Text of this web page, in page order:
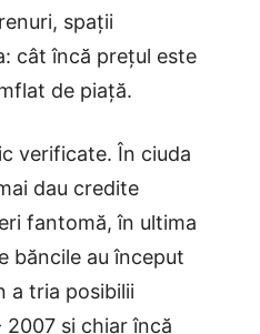
spații
cât încă prețul este
de piață.
verificate. În ciuda
dau credite
fantomă, în ultima
băncile au început
a tria posibilii
2007 și chiar încă